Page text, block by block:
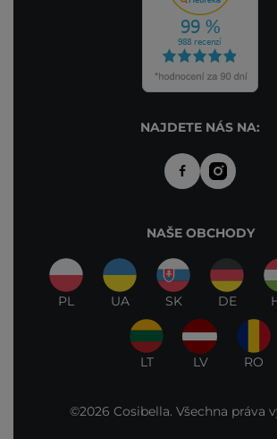
NAJDETE NÁS NA:
NAŠE OBCHODY
PL UA SK DE
LT LV RO
©2026 Cosibella. Všechna práva